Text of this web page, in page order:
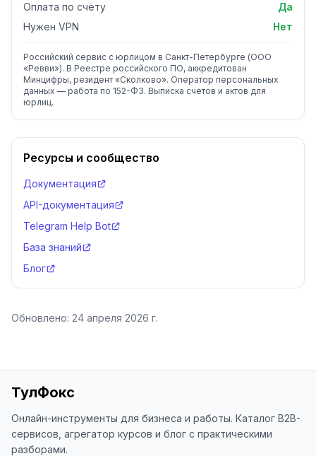
Оплата по счёту
Да
Нужен VPN
Нет
Российский сервис с юрлицом в Санкт-Петербурге (ООО
«Ревви»). В Реестре российского ПО, аккредитован
Минцифры, резидент «Сколково». Оператор персональных
данных — работа по 152-ФЗ. Выписка счетов и актов для
юрлиц.
Ресурсы и сообщество
Документация
API-документация
Telegram Help Bot
База знаний
Блог
Обновлено: 24 апреля 2026 г.
ТулФокс
Онлайн-инструменты для бизнеса и работы. Каталог B2B-
сервисов, агрегатор курсов и блог с практическими
разборами.